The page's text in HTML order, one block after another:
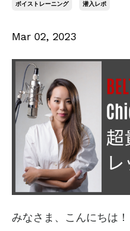
ボイストレーニング 潜入レポ
Mar 02, 2023
みなさま、こんにちは！